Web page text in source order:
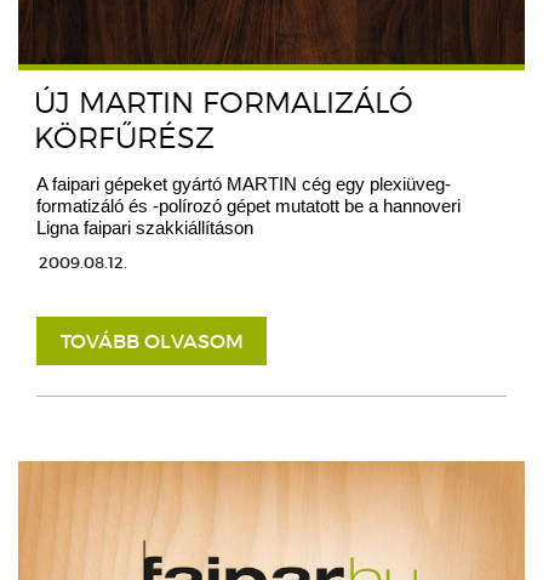
ÚJ MARTIN FORMALIZÁLÓ
KÖRFŰRÉSZ
A faipari gépeket gyártó MARTIN cég egy plexiüveg-
formatizáló és -polírozó gépet mutatott be a hannoveri
Ligna faipari szakkiállításon
2009.08.12.
TOVÁBB OLVASOM